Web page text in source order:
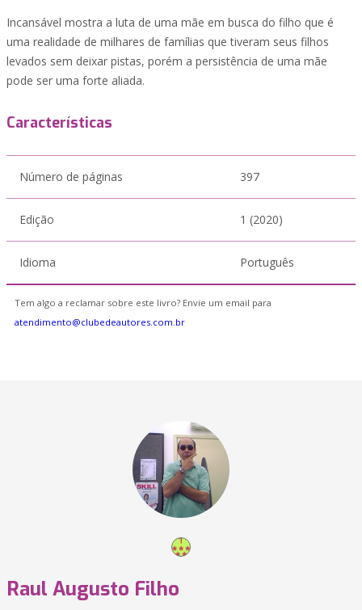
Incansável mostra a luta de uma mãe em busca do filho que é
uma realidade de milhares de famílias que tiveram seus filhos
levados sem deixar pistas, porém a persistência de uma mãe
pode ser uma forte aliada.
Características
Número de páginas 397
Edição 1 (2020)
Idioma Português
Tem algo a reclamar sobre este livro? Envie um email para
atendimento@clubedeautores.com.br
Raul Augusto Filho